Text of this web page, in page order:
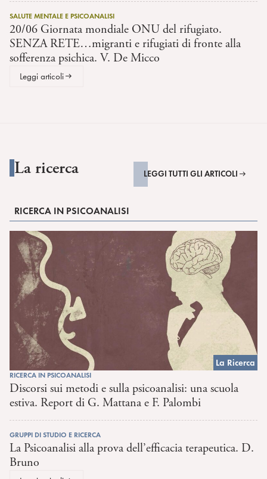
SALUTE MENTALE E PSICOANALISI
20/06 Giornata mondiale ONU del rifugiato.
SENZA RETE…migranti e rifugiati di fronte alla
sofferenza psichica. V. De Micco
Leggi articoli
La ricerca LEGGI TUTTI GLI ARTICOLI
RICERCA IN PSICOANALISI
La Ricerca
RICERCA IN PSICOANALISI
Discorsi sui metodi e sulla psicoanalisi: una scuola
estiva. Report di G. Mattana e F. Palombi
GRUPPI DI STUDIO E RICERCA
La Psicoanalisi alla prova dell’efficacia terapeutica. D.
Bruno